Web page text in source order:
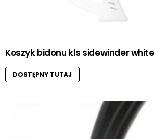
Koszyk bidonu kls sidewinder white
DOSTĘPNY TUTAJ